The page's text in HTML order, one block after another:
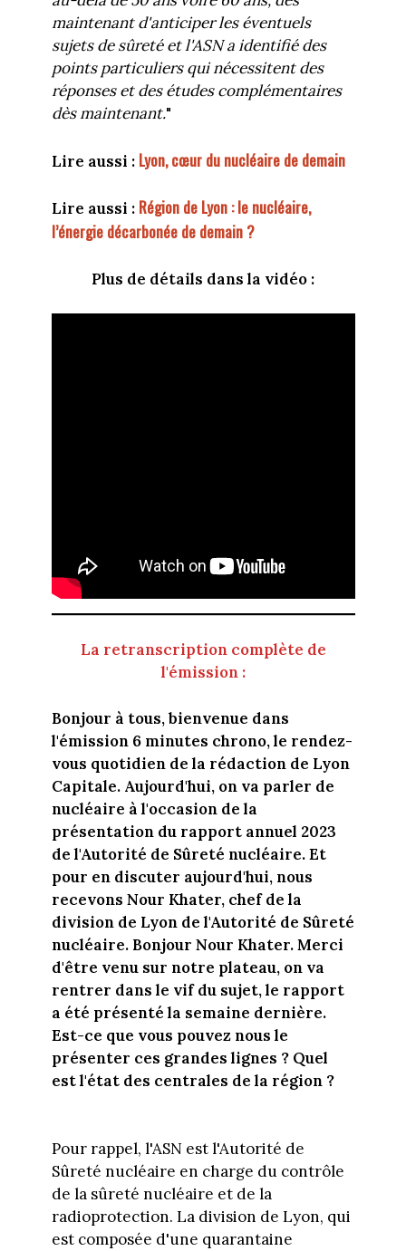
maintenant d'anticiper les éventuels
sujets de sûreté et l'ASN a identifié des
points particuliers qui nécessitent des
réponses et des études complémentaires
dès maintenant."
Lire aussi : Lyon, cœur du nucléaire de demain
Lire aussi : Région de Lyon : le nucléaire,
l’énergie décarbonée de demain ?
Plus de détails dans la vidéo :
La retranscription complète de
l'émission :
Bonjour à tous, bienvenue dans
l'émission 6 minutes chrono, le rendez-
vous quotidien de la rédaction de Lyon
Capitale. Aujourd'hui, on va parler de
nucléaire à l'occasion de la
présentation du rapport annuel 2023
de l'Autorité de Sûreté nucléaire. Et
pour en discuter aujourd'hui, nous
recevons Nour Khater, chef de la
division de Lyon de l'Autorité de Sûreté
nucléaire. Bonjour Nour Khater. Merci
d'être venu sur notre plateau, on va
rentrer dans le vif du sujet, le rapport
a été présenté la semaine dernière.
Est-ce que vous pouvez nous le
présenter ces grandes lignes ? Quel
est l'état des centrales de la région ?
Pour rappel, l'ASN est l'Autorité de
Sûreté nucléaire en charge du contrôle
de la sûreté nucléaire et de la
radioprotection. La division de Lyon, qui
est composée d'une quarantaine